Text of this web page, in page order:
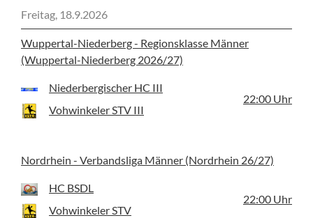
Freitag, 18.9.2026
Wuppertal-Niederberg - Regionsklasse Männer
(Wuppertal-Niederberg 2026/27)
Niederbergischer HC III
Vohwinkeler STV III
22:00 Uhr
Nordrhein - Verbandsliga Männer (Nordrhein 26/27)
HC BSDL
Vohwinkeler STV
22:00 Uhr